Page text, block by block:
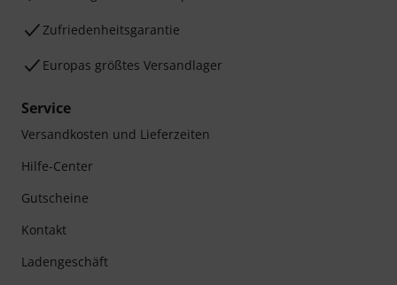
Zufriedenheitsgarantie
Europas größtes Versandlager
Service
Versandkosten und Lieferzeiten
Hilfe-Center
Gutscheine
Kontakt
Ladengeschäft